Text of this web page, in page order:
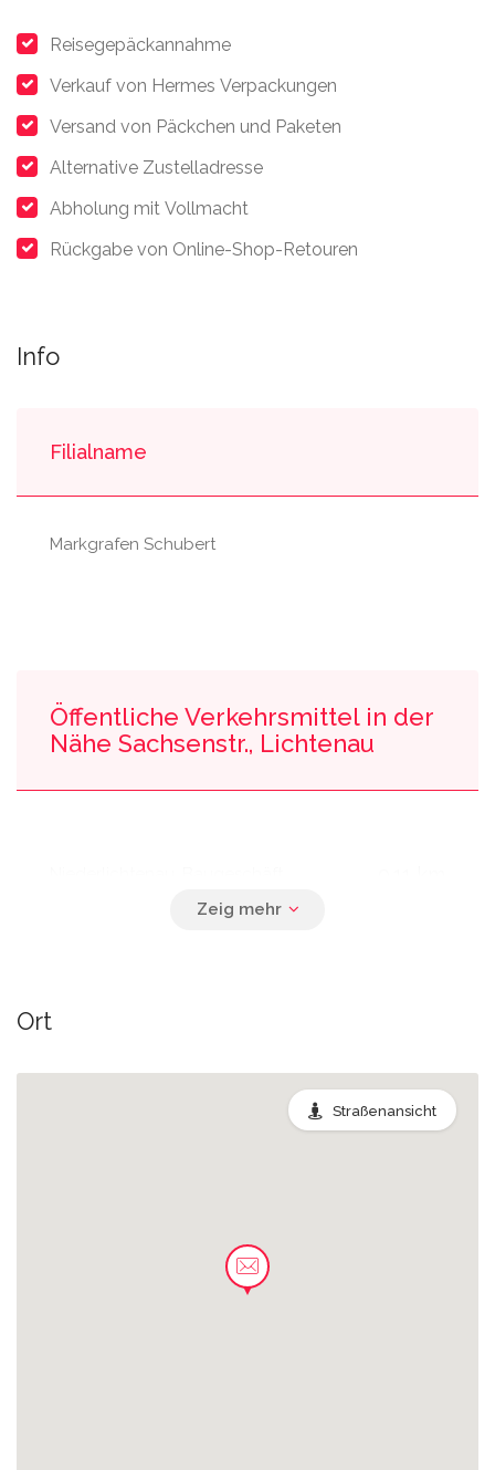
Reisegepäckannahme
Verkauf von Hermes Verpackungen
Versand von Päckchen und Paketen
Alternative Zustelladresse
Abholung mit Vollmacht
Rückgabe von Online-Shop-Retouren
Info
Filialname
Markgrafen Schubert
Öffentliche Verkehrsmittel in der
Nähe Sachsenstr., Lichtenau
Oberlichtenau - Gasthof 0.17 km
Ort
Straßenansicht